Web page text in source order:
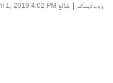
ویب ڈیسک | شائع 1, 2019 4:02 PM